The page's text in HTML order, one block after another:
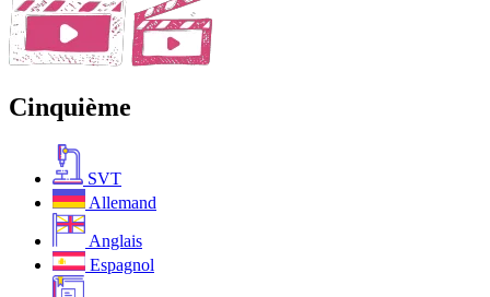
Cinquième
SVT
Allemand
Anglais
Espagnol